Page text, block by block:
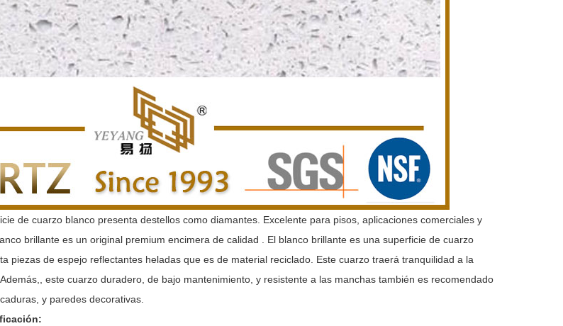
de cuarzo blanco presenta destellos como diamantes. Excelente para pisos, aplicaciones comerciales y
brillante es un original premium encimera de calidad . El blanco brillante es una superficie de cuarzo
piezas de espejo reflectantes heladas que es de material reciclado. Este cuarzo traerá tranquilidad a la
este cuarzo duradero, de bajo mantenimiento, y resistente a las manchas también es recomendado
y paredes decorativas.